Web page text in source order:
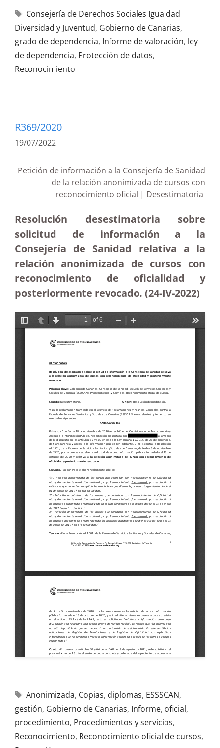
Consejería de Derechos Sociales Igualdad
Diversidad y Juventud, Gobierno de Canarias,
grado de dependencia, Informe de valoración, ley
de dependencia, Protección de datos,
Reconocimiento
R369/2020
19/07/2022
Petición de información a la Consejería de Sanidad
de la relación anonimizada de cursos con
reconocimiento oficial | Desestimatoria
Resolución desestimatoria sobre
solicitud de información a la
Consejería de Sanidad relativa a la
relación anonimizada de cursos con
reconocimiento de oficialidad y
posteriormente revocado. (24-IV-2022)
Anonimizada, Copias, diplomas, ESSSCAN,
gestión, Gobierno de Canarias, Informe, oficial,
procedimiento, Procedimientos y servicios,
Reconocimiento, Reconocimiento oficial de cursos,